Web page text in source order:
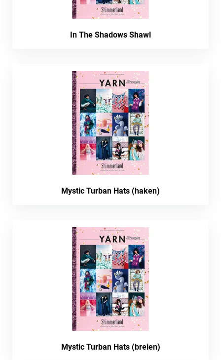
In The Shadows Shawl
Mystic Turban Hats (haken)
Mystic Turban Hats (breien)